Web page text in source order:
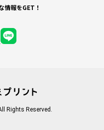
情報をGET！
Rights Reserved.